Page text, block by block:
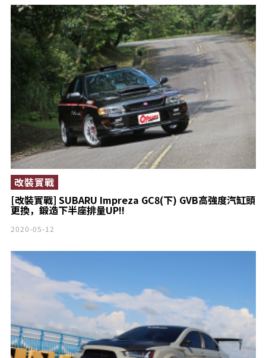
[改裝實戰] SUBARU Impreza GC8(下) GVB高強度汽缸頭
更換，鍛造下半座排量UP!!
改裝實戰
2020-05-12